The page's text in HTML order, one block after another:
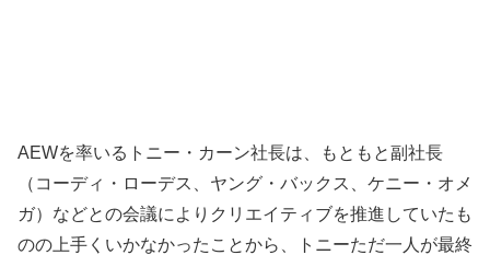
AEWを率いるトニー・カーン社長は、もともと副社長
（コーディ・ローデス、ヤング・バックス、ケニー・オメ
ガ）などとの会議によりクリエイティブを推進していたも
のの上手くいかなかったことから、トニーただ一人が最終